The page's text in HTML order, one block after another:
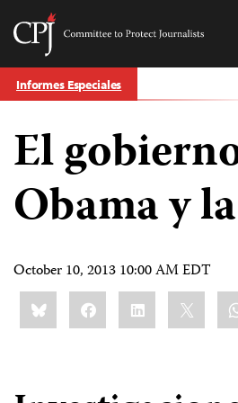
Skip
to
Committee
Protect
Journalists
Informes Especiales
El
Obama y
October 10, 2013 10:00 AM EDT
Share
this:BlueskyFacebookLinkedIn